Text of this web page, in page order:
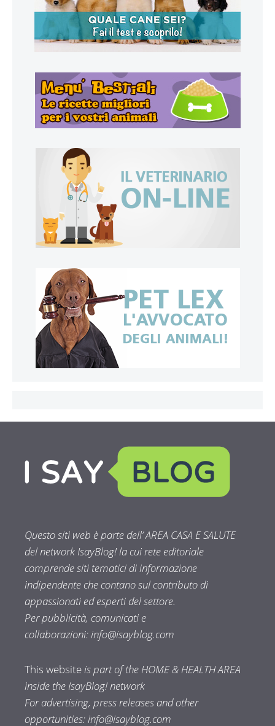
Questo siti web è parte dell’ AREA CASA E SALUTE
del network IsayBlog! la cui rete editoriale
comprende siti tematici di informazione
indipendente che contano sul contributo di
appassionati ed esperti del settore.
Per pubblicità, comunicati e
collaborazioni:info@isayblog.com
This websiteis part of the HOME & HEALTH AREA
inside the IsayBlog! network
For advertising, press releases and other
opportunities:info@isayblog.com